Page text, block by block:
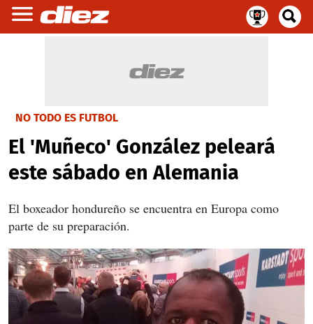
NO TODO ES FUTBOL
El 'Muñeco' González peleará
este sábado en Alemania
El boxeador hondureño se encuentra en Europa como
parte de su preparación.